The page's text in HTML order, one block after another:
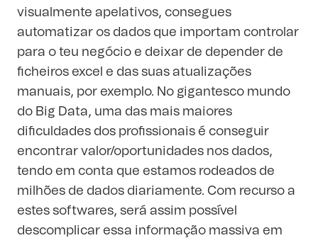
visualmente apelativos, consegues
automatizar os dados que importam controlar
para o teu negócio e deixar de depender de
ficheiros excel e das suas atualizações
manuais, por exemplo. No gigantesco mundo
do Big Data, uma das mais maiores
dificuldades dos profissionais é conseguir
encontrar valor/oportunidades nos dados,
tendo em conta que estamos rodeados de
milhões de dados diariamente. Com recurso a
estes softwares, será assim possível
descomplicar essa informação massiva em